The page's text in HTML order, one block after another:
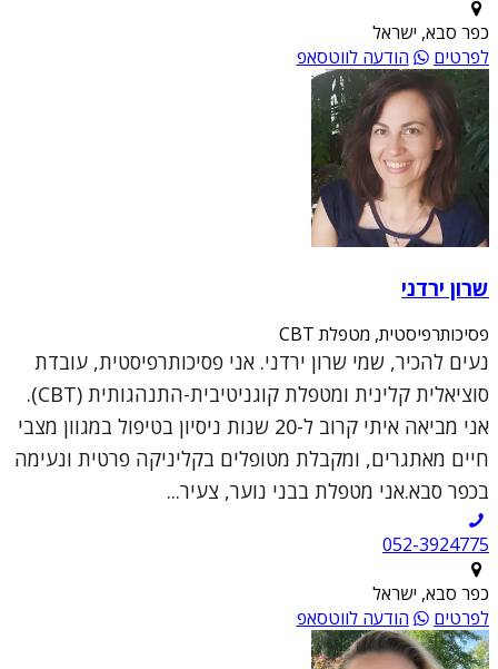
כפר סבא, ישראל
לפרטים
הודעה לווטסאפ
שרון ירדני
פסיכותרפיסטית, מטפלת CBT
נעים להכיר, שמי שרון ירדני. אני פסיכותרפיסטית, עובדת
סוציאלית קלינית ומטפלת קוגניטיבית-התנהגותית (CBT).
אני מביאה איתי קרוב ל-20 שנות ניסיון בטיפול במגוון מצבי
חיים מאתגרים, ומקבלת מטופלים בקליניקה פרטית ונעימה
בכפר סבא.אני מטפלת בבני נוער, צעיר...
052-3924775
כפר סבא, ישראל
לפרטים
הודעה לווטסאפ